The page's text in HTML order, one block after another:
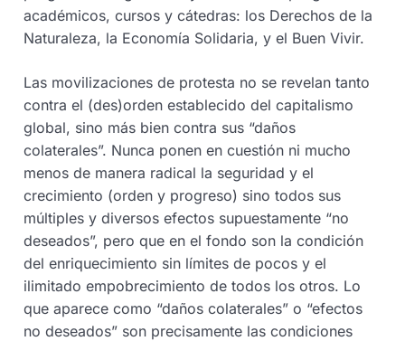
académicos, cursos y cátedras: los Derechos de la
Naturaleza, la Economía Solidaria, y el Buen Vivir.
Las movilizaciones de protesta no se revelan tanto
contra el (des)orden establecido del capitalismo
global, sino más bien contra sus “daños
colaterales”. Nunca ponen en cuestión ni mucho
menos de manera radical la seguridad y el
crecimiento (orden y progreso) sino todos sus
múltiples y diversos efectos supuestamente “no
deseados”, pero que en el fondo son la condición
del enriquecimiento sin límites de pocos y el
ilimitado empobrecimiento de todos los otros. Lo
que aparece como “daños colaterales” o “efectos
no deseados” son precisamente las condiciones